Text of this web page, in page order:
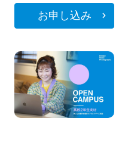
お申し込み